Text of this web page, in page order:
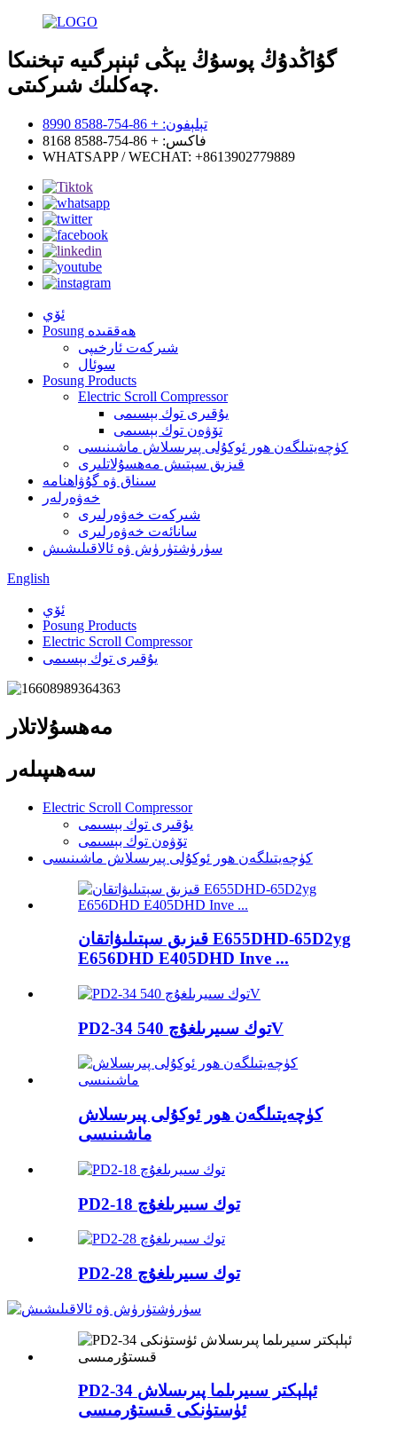
گۇاڭدۇڭ پوسۇڭ يېڭى ئېنېرگىيە تېخنىكا
چەكلىك شىركىتى.
تېلېفون: + 86-754-8588 8990
فاكىس: + 86-754-8588 8168
WHATSAPP / WECHAT: +8613902779889
ئۆي
Posung ھەققىدە
شىركەت ئارخىپى
سوئال
Posung Products
Electric Scroll Compressor
يۇقىرى توك بېسىمى
تۆۋەن توك بېسىمى
كۈچەيتىلگەن ھور ئوكۇلى پىرىسلاش ماشىنىسى
قىزىق سېتىش مەھسۇلاتلىرى
سىناق ۋە گۇۋاھنامە
خەۋەرلەر
شىركەت خەۋەرلىرى
سانائەت خەۋەرلىرى
سۈرۈشتۈرۈش ۋە ئالاقىلىشىش
English
ئۆي
Posung Products
Electric Scroll Compressor
يۇقىرى توك بېسىمى
مەھسۇلاتلار
سەھىپىلەر
Electric Scroll Compressor
يۇقىرى توك بېسىمى
تۆۋەن توك بېسىمى
كۈچەيتىلگەن ھور ئوكۇلى پىرىسلاش ماشىنىسى
قىزىق سېتىلىۋاتقان E655DHD-65D2yg
E656DHD E405DHD Inve ...
PD2-34 توك سىيرىلغۇچ 540V
كۈچەيتىلگەن ھور ئوكۇلى پىرىسلاش
ماشىنىسى
PD2-18 توك سىيرىلغۇچ
PD2-28 توك سىيرىلغۇچ
PD2-34 ئېلېكتر سىيرىلما پىرىسلاش
ئۈستۈنكى قىستۇرمىسى